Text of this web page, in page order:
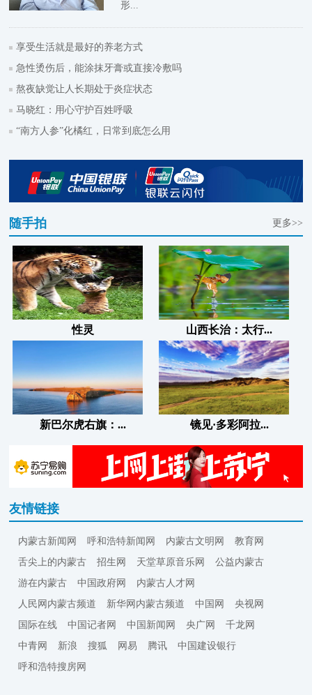
形...
享受生活就是最好的养老方式
急性烫伤后，能涂抹牙膏或直接冷敷吗
熬夜缺觉让人长期处于炎症状态
马晓红：用心守护百姓呼吸
“南方人参”化橘红，日常到底怎么用
随手拍 更多>>
性灵 山西长治：太行...
新巴尔虎右旗：... 镜见·多彩阿拉...
友情链接
内蒙古新闻网 呼和浩特新闻网 内蒙古文明网
教育网
舌尖上的内蒙古
招生网 天堂草原音乐网
公益内蒙古
游在内蒙古
中国政府网
内蒙古人才网
人民网内蒙古频道
新华网内蒙古频道 中国网
央视网
国际在线
中国记者网 中国新闻网 央广网
千龙网
中青网
新浪 搜狐 网易 腾讯
中国建设银行
呼和浩特搜房网